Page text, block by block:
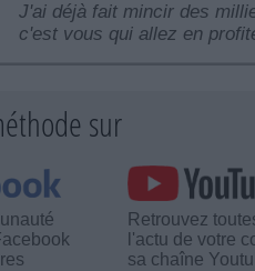
J'ai déjà fait mincir des
c'est vous qui allez en
sur
Retrouvez
l'actu de votre
sa chaîne